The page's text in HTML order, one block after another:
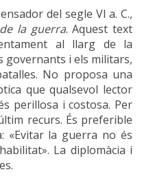
del segle VI a. C.,
la guerra. Aquest text
al llarg de la
governants i els militars,
No proposa una
que qualsevol lector
perillosa i costosa. Per
recurs. És preferible
«Evitar la guerra no és
La diplomàcia i